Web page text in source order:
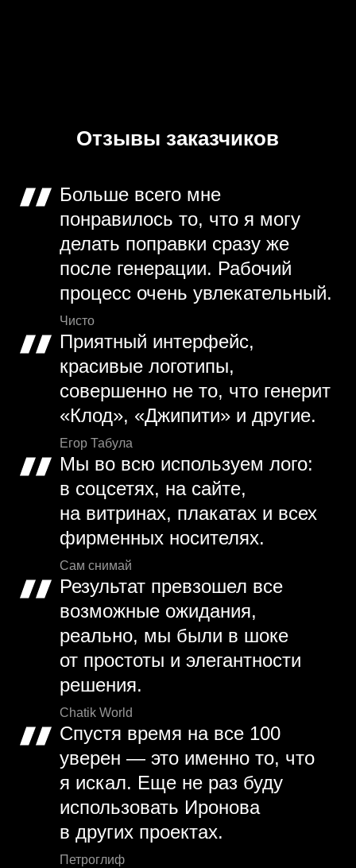
Отзывы заказчиков
Больше всего мне
понравилось то, что я могу
делать поправки сразу же
после генерации. Рабочий
процесс очень увлекательный.
Чисто
Приятный интерфейс,
красивые логотипы,
совершенно не то, что генерит
«Клод», «Джипити» и другие.
Егор Табула
Мы во всю используем лого:
в соцсетях, на сайте,
на витринах, плакатах и всех
фирменных носителях.
Сам снимай
Результат превзошел все
возможные ожидания,
реально, мы были в шоке
от простоты и элегантности
решения.
Chatik World
Спустя время на все 100
уверен — это именно то, что
я искал. Еще не раз буду
использовать Иронова
в других проектах.
Петроглиф